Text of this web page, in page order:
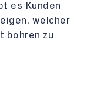
es Kunden
welcher
bohren zu